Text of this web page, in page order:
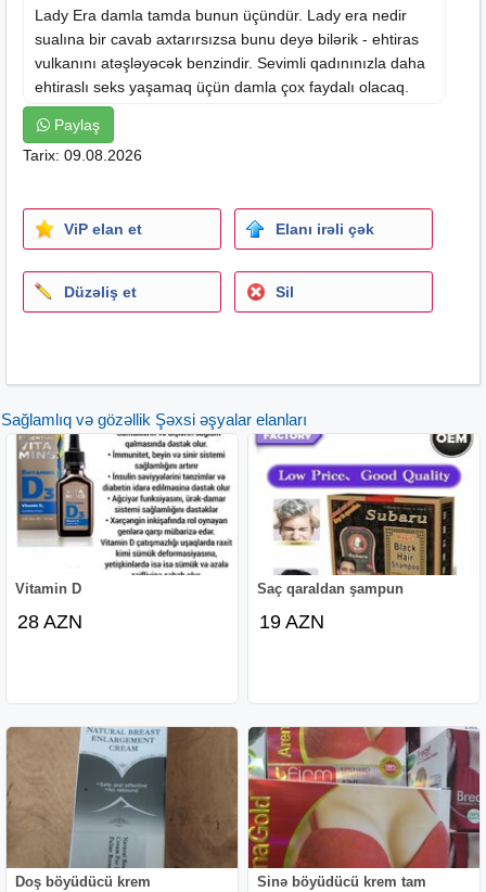
Lady Era damla tamda bunun üçündür. Lady era nedir
sualına bir cavab axtarırsızsa bunu deyə bilərik - ehtiras
vulkanını atəşləyəcək benzindir. Sevimli qadınınızla daha
ehtiraslı seks yaşamaq üçün damla çox faydalı olacaq.
Alan müştərilərimiz birdə alır. Sizdə sınayın, əminik ki, razı
qalacaqsız.
Maye formasında olan vasitəni 3-4 damlasını 200 ml suya
əlavə edərək içmək lazımdır. Spirtsiz içkilərə (şirələrə)
qarışdırmaq olar. Bir gün ərzində 7 damldan artıq istifadə
etmək olmaz. Buna diqqət edin. Yeməkdən 1-2saatsonra
istifadəsi daha effektli olacaq. Lady Era Azerbaycan
Tərkibində
- mikrokristal selüloz;
- laktoza;
- titan dioksid;
- kalsium hidrogen fosfatı;
- triasetin;
- croscarmellose natrium;
- hippromelloz maqnezium maddələri istifadə olunmuşdur.
Lady Era damlasının təsiri
Damlanın təsir dairələri əsasən aşağıdakılardır:
- Erogen zonalarda - cinsiyyət orqanlarında, döşlərdə
həssaslığın artması;
- Bədənin oyanması və cinsi əlaqə istəyinin stimullaşması;
- Vaginal sekresiya fəaliyyətinin artması;
- Vaginada daralma artır.
Paylaş
Tarix: 09.08.2026
ViP elan et Elanı irəli çək
Düzəliş et Sil
Sağlamlıq və gözəllik Şəxsi əşyalar elanları
Vitamin D
28 AZN
Saç qaraldan şampun
19 AZN
Doş böyüdücü krem
Sinə böyüdücü krem tam